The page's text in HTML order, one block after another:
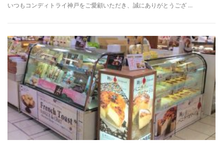
いつもコンディトライ神戸をご愛顧いただき、誠にありがとうござ …